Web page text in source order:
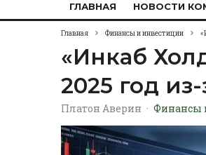
ГЛАВНАЯ НОВОСТИ
Главная Финансы и инвестиции
«Инкаб
2025 год
Платон Аверин · Финансы